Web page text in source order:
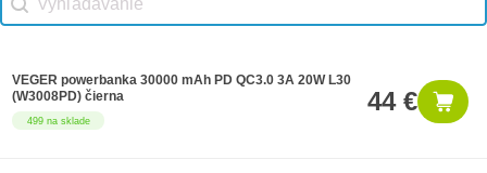
499 na sklade
VEGER powerbanka 30000 mAh PD QC3.0 3A 20W L30
(W3008PD) čierna
44 €